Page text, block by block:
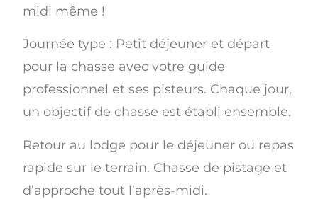
midi même !
Journée type : Petit déjeuner et départ
pour la chasse avec votre guide
professionnel et ses pisteurs. Chaque jour,
un objectif de chasse est établi ensemble.
Retour au lodge pour le déjeuner ou repas
rapide sur le terrain. Chasse de pistage et
d’approche tout l’après-midi.